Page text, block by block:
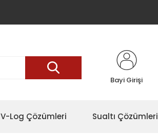
Bayi Girişi
V-Log Çözümleri Sualtı Çözümleri